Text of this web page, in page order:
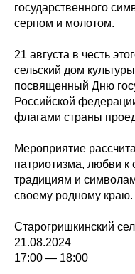
государственного
серпом и молотом.
21 августа в честь
сельский дом
посвященный Дню
Российской
флагами страны
Мероприятие
патриотизма, любви к
традициям и
своему родному краю.
Старогришкинский
21.08.2024
17:00 — 18:00